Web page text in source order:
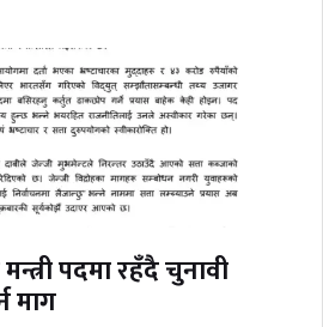
पदमा रहँदै चुनावी
माग